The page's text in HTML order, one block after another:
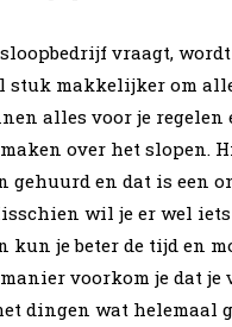
vraagt,
stuk makkelijker om
alles voor je regelen
over het slopen.
gehuurd en dat is een
wil je er wel
kun je beter de tijd en
voorkom je dat je
dingen wat helemaal